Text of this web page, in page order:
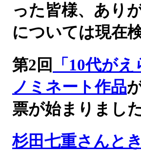
った皆様、あり
については現在
第2回
「10代が
ノミネート作品
票が始まりました
杉田七重さんと